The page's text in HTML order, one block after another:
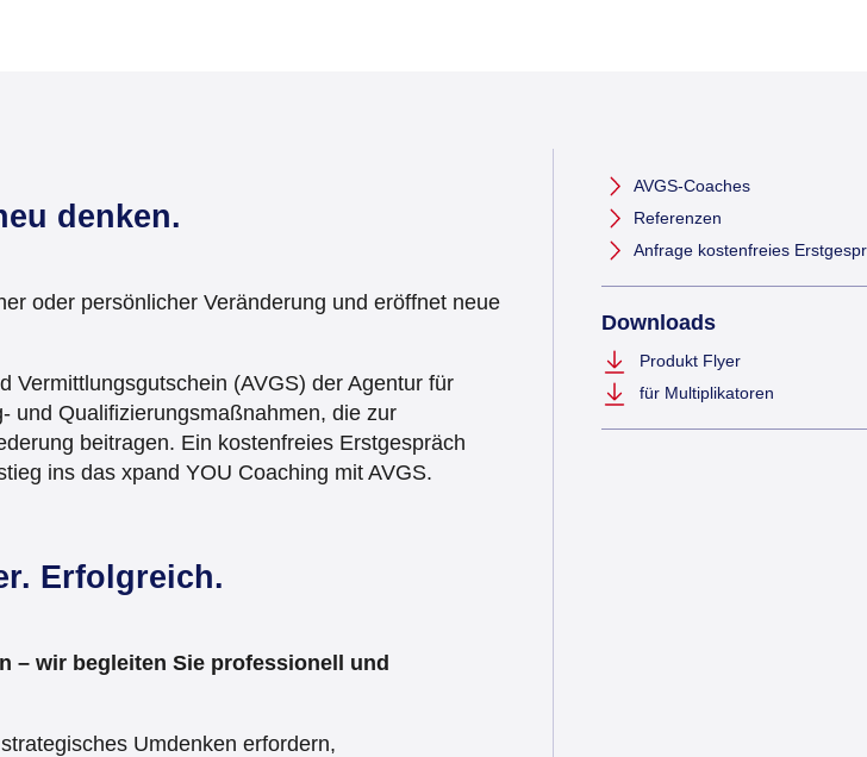
AVGS-Coaches
Referenzen
Anfrage kostenfreies
Downloads
Produkt Flyer
für Multiplikatoren
denken.
oder persönlicher Veränderung und eröffnet neue
Vermittlungsgutschein (AVGS) der Agentur für
und Qualifizierungsmaßnahmen, die zur
beitragen. Ein kostenfreies Erstgespräch
ins das xpand YOU Coaching mit AVGS.
Erfolgreich.
– wir begleiten Sie professionell und
Umdenken erfordern,